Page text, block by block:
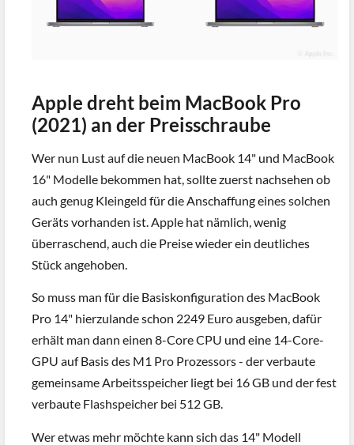
Apple dreht beim MacBook Pro
(2021) an der Preisschraube
Wer nun Lust auf die neuen MacBook 14" und MacBook
16" Modelle bekommen hat, sollte zuerst nachsehen ob
auch genug Kleingeld für die Anschaffung eines solchen
Geräts vorhanden ist. Apple hat nämlich, wenig
überraschend, auch die Preise wieder ein deutliches
Stück angehoben.
So muss man für die Basiskonfiguration des MacBook
Pro 14" hierzulande schon 2249 Euro ausgeben, dafür
erhält man dann einen 8-Core CPU und eine 14-Core-
GPU auf Basis des M1 Pro Prozessors - der verbaute
gemeinsame Arbeitsspeicher liegt bei 16 GB und der fest
verbaute Flashspeicher bei 512 GB.
Wer etwas mehr möchte kann sich das 14" Modell